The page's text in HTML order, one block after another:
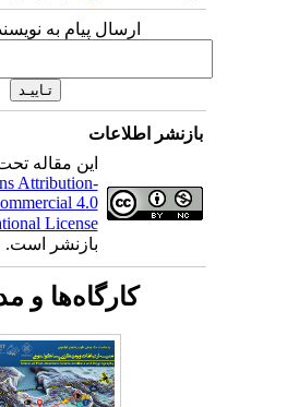
ارسال پیام به
بازنشر اطلاعات
این مقاله
Attribution-
4.0
License
بازنشر است.
کارگاه‌ها و